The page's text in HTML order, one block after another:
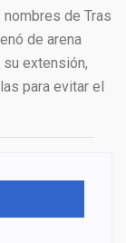
de Tras
de arena
extensión,
para evitar el